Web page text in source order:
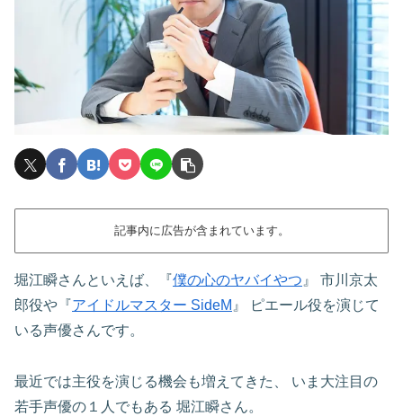
記事内に広告が含まれています。
堀江瞬さんといえば、『僕の心のヤバイやつ 』
市川京太
郎役や『アイドルマスター SideM 』
ピエール役を演じて
いる声優さんです。
最近では主役を演じる機会も増えてきた、
いま大注目の
若手声優の１人でもある 堀江瞬さん。